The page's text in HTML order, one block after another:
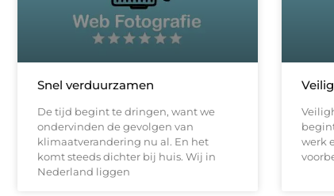
Snel verduurzamen
De tijd begint te dringen, want we
ondervinden de gevolgen van
klimaatverandering nu al. En het
komt steeds dichter bij huis. Wij in
Nederland liggen
werk